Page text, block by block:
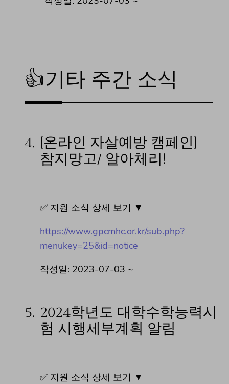
👍기타 주간 소식
4. [온라인 자살예방 캠페인]
참지망고/ 알아체리!
✅ 지원 소식 상세 보기 ▼
https://www.gpcmhc.or.kr/sub.php?
menukey=25&id=notice
작성일: 2023-07-03 ~
5. 2024학년도 대학수학능력시
험 시행세부계획 알림
✅ 지원 소식 상세 보기 ▼